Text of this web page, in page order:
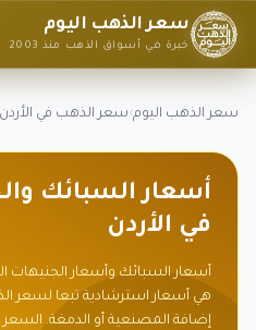
سعر الذهب اليوم
خبرة في أسواق الذهب منذ 2003
سعر الذهب اليوم›سعر الذهب في الأردن
أسعار السبائك
في الأردن
أسعار السبائك وأسعار الجنيهات
هي أسعار استرشادية تبعا لسعر
إضافة المصنعية أو الدمغة.